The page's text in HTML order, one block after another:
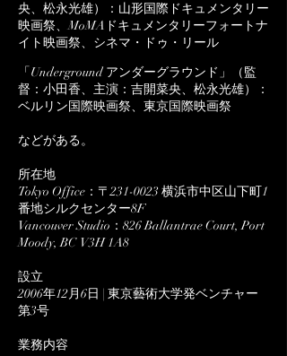
央、松永光雄）：山形国際ドキュメンタリー
映画祭、MoMAドキュメンタリーフォートナ
イト映画祭、シネマ・ドゥ・リール
「Underground アンダーグラウンド」（監
督：小田香、主演：吉開菜央、松永光雄）：
ベルリン国際映画祭、東京国際映画祭
などがある。
所在地​​
Tokyo Office：〒231-0023 横浜市中区山下町1
番地シルクセンター8F
Vancouver Studio：826 Ballantrae Court, Port
Moody, BC V3H 1A8
設立
2006年12月6日 | 東京藝術大学発ベンチャー
第3号
業務内容